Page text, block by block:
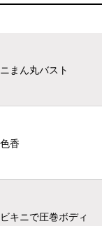
まん丸バスト
香
キニで圧巻ボディ